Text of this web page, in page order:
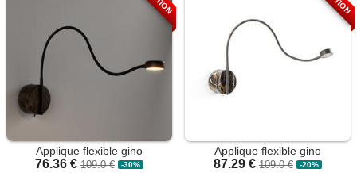
Applique flexible gino
76.36 € 109.0 € -30%
Applique flexible gino
87.29 € 109.0 € -20%